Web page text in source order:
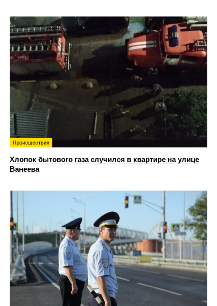
Происшествия
Хлопок бытового газа случился в квартире на улице
Ванеева